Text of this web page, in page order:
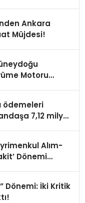
Ankara
Müjdesi!
Motoru
ödemeleri
7,12 milyar
Alım-
Dönemi
Dönemi: İki Kritik